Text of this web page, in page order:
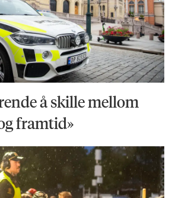
å skille mellom
framtid»